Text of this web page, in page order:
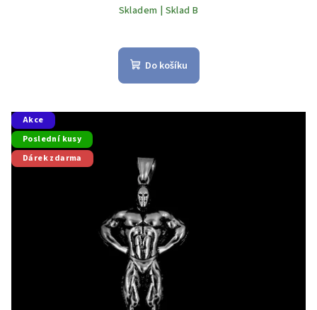
Skladem | Sklad B
Do košíku
Akce
Poslední kusy
Dárek zdarma